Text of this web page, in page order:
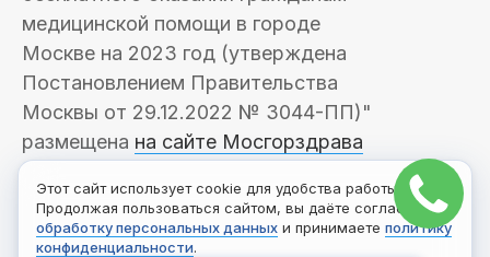
медицинской помощи в городе
Москве на 2023 год (утверждена
Постановлением Правительства
Москвы от 29.12.2022 № 3044-ПП)"
размещена на сайте Мосгорздрава
Этот сайт использует cookie для удобства работы.
Продолжая пользоваться сайтом, вы даёте согласие на
обработку персональных данных и принимаете политику
конфиденциальности.